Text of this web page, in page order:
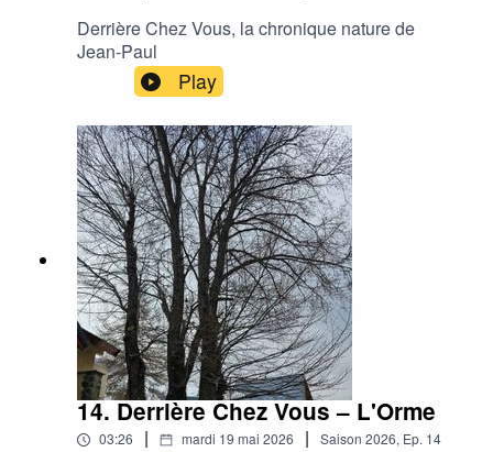
Derrière Chez Vous, la chronique nature de
Jean-Paul
Play
14. Derrière Chez Vous – L'Orme
03:26 | mardi 19 mai 2026 | Saison 2026, Ep. 14